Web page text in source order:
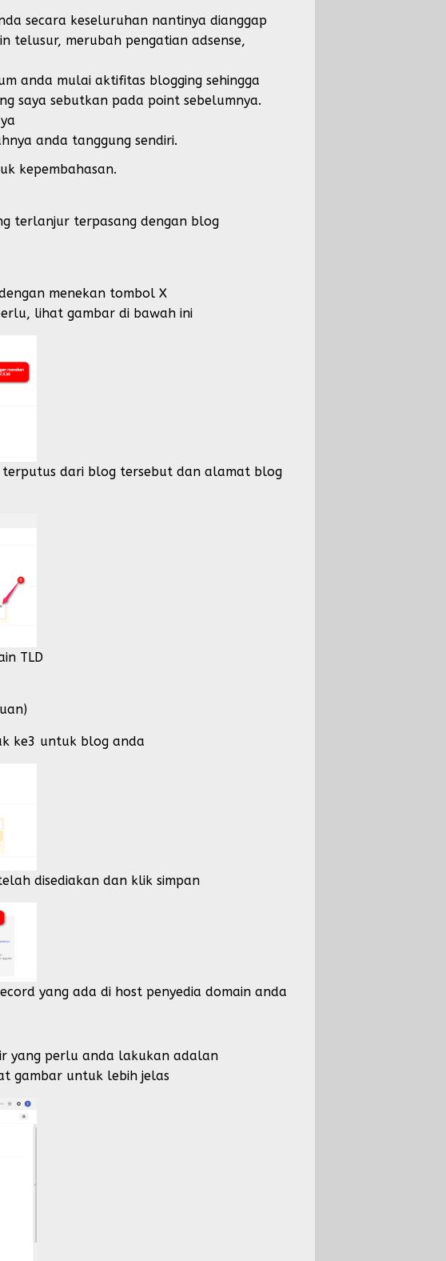
secara keseluruhan nantinya dianggap
telusur, merubah pengatian adsense,
anda mulai aktifitas blogging sehingga
saya sebutkan pada point sebelumnya.
anda tanggung sendiri.
kepembahasan.
terlanjur terpasang dengan blog
menekan tombol X
lihat gambar di bawah ini
terputus dari blog tersebut dan alamat blog
TLD
ke3 untuk blog anda
disediakan dan klik simpan
yang ada di host penyedia domain anda
yang perlu anda lakukan adalan
gambar untuk lebih jelas